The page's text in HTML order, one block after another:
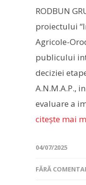
RODBUN
proiectului
Agricole-
publicului
deciziei
A.N.M.A.P.,
evaluare a
citește mai
04/07/2025
FĂRĂ